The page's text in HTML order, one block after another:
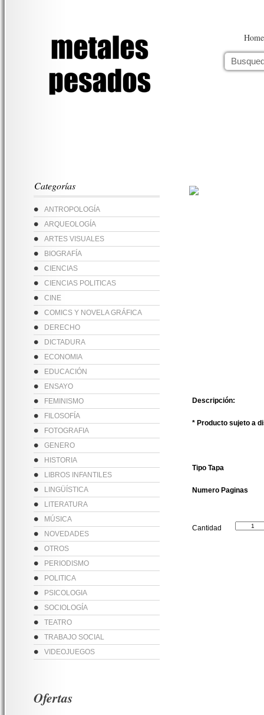
Home
Categorías
ANTROPOLOGÍA
ARQUEOLOGÍA
ARTES VISUALES
BIOGRAFÍA
CIENCIAS
CIENCIAS POLITICAS
CINE
COMICS Y NOVELA GRÁFICA
DERECHO
DICTADURA
ECONOMIA
EDUCACIÓN
ENSAYO
FEMINISMO
FILOSOFÍA
FOTOGRAFIA
GENERO
HISTORIA
LIBROS INFANTILES
LINGÜÍSTICA
LITERATURA
MÚSICA
NOVEDADES
OTROS
PERIODISMO
POLITICA
PSICOLOGIA
SOCIOLOGÍA
TEATRO
TRABAJO SOCIAL
VIDEOJUEGOS
Descripción:
* Producto sujeto a
Tipo Tapa
Numero Paginas
Cantidad
Ofertas